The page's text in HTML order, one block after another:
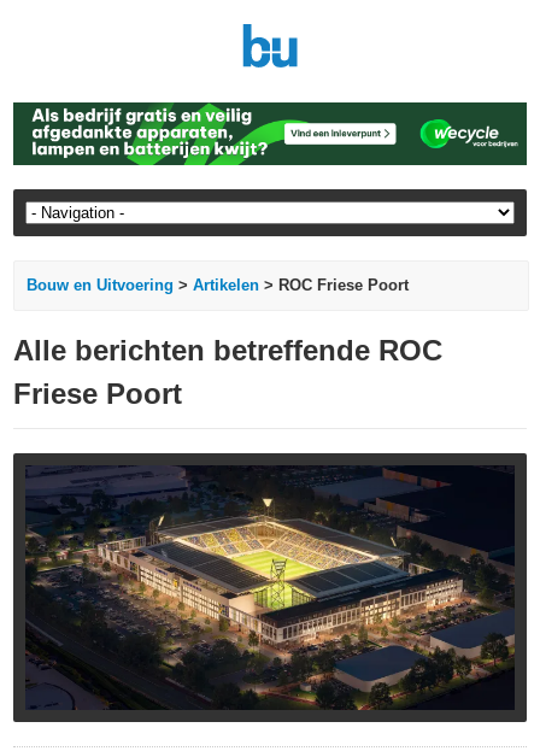
Bouw en Uitvoering >Artikelen > ROC Friese Poort
Alle berichten betreffende ROC
Friese Poort